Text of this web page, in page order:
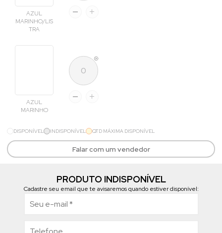
AZUL
MARINHO/LIS
TRA
AZUL
MARINHO
DISPONÍVEL INDISPONÍVEL QTD MÁXIMA DISPONÍVEL
Falar com um vendedor
PRODUTO INDISPONÍVEL
Cadastre seu email que te avisaremos quando estiver disponível: